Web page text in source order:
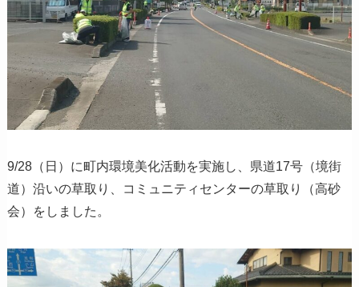
9/28（日）に町内環境美化活動を実施し、県道17号（境街
道）沿いの草取り、コミュニティセンターの草取り（高砂
会）をしました。